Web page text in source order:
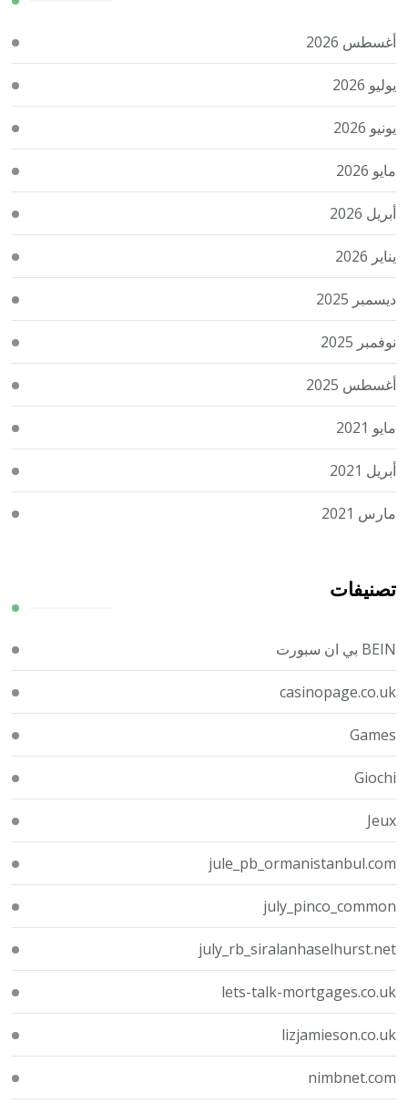
أغسطس 2026
يوليو 2026
يونيو 2026
مايو 2026
أبريل 2026
يناير 2026
ديسمبر 2025
نوفمبر 2025
أغسطس 2025
مايو 2021
أبريل 2021
مارس 2021
تصنيفات
BEIN بي ان سبورت
casinopage.co.uk
Games
Giochi
Jeux
jule_pb_ormanistanbul.com
july_pinco_common
july_rb_siralanhaselhurst.net
lets-talk-mortgages.co.uk
lizjamieson.co.uk
nimbnet.com